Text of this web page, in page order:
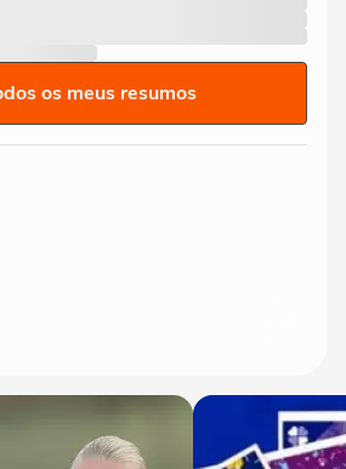
os meus resumos